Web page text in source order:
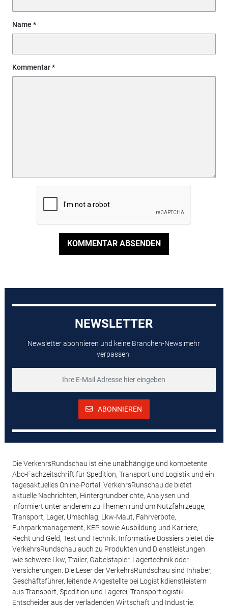
Name
Kommentar
KOMMENTAR ABSENDEN
NEWSLETTER
Newsletter abonnieren und keine Branchen-News mehr
verpassen.
ABONNIEREN
Die VerkehrsRundschau ist eine unabhängige und kompetente
Abo-Fachzeitschrift für Spedition, Transport und Logistik und ein
tagesaktuelles Online-Portal. VerkehrsRunschau.de bietet
aktuelle Nachrichten, Hintergrundberichte, Analysen und
informiert unter anderem zu Themen rund um Nutzfahrzeuge,
Transport, Lager, Umschlag, Lkw-Maut, Fahrverbote,
Fuhrparkmanagement, KEP sowie Ausbildung und Karriere,
Recht und Geld, Test und Technik. Informative Dossiers bietet die
VerkehrsRundschau auch zu Produkten und Dienstleistungen
wie schwere Lkw, Trailer, Gabelstapler, Lagertechnik oder
Versicherungen. Die Leser der VerkehrsRundschau sind Inhaber,
Geschäftsführer, leitende Angestellte bei Logistikdienstleistern
aus Transport, Spedition und Lagerei, Transportlogistik-
Entscheider aus der verladenden Wirtschaft und Industrie.